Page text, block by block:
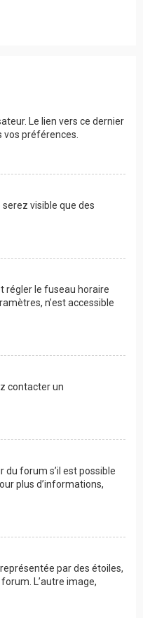
Le lien vers ce dernier
préférences.
visible que des
régler le fuseau horaire
n’est accessible
contacter un
du forum s’il est possible
plus d’informations,
par des étoiles,
L’autre image,